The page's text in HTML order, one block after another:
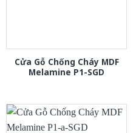
Cửa Gỗ Chống Cháy MDF
Melamine P1-SGD